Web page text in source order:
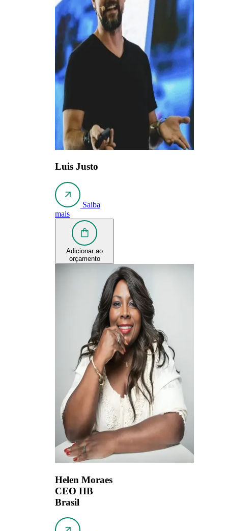
Luis Justo
Saiba
mais
Adicionar ao
orçamento
Helen Moraes
CEO HB
Brasil